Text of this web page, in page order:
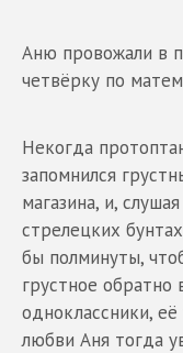
Аню провожали в
четвёрку по
Некогда
запомнился
магазина, и,
стрелецких
бы полминуты,
грустное обратно
одноклассники,
любви Аня тогда